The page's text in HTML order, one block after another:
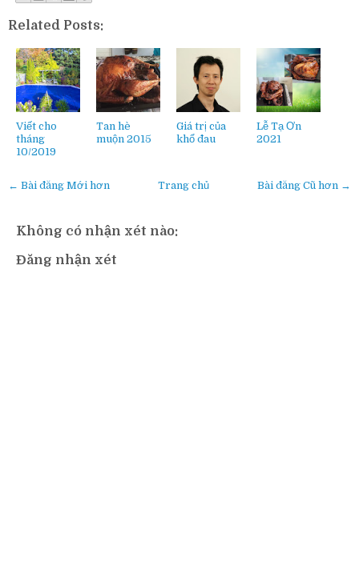
Related Posts:
Viết cho
tháng
10/2019
Tan hè
muộn 2015
Giá trị của
khổ đau
Lễ Tạ Ơn
2021
← Bài đăng Mới hơn Bài đăng Cũ hơn →
Trang chủ
Không có nhận xét nào:
Đăng nhận xét